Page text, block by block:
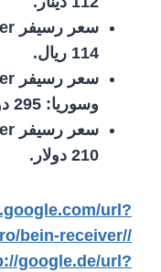
114 ريال.
وسوريا: 295 دولار.
210 دولار.
url?
bein-receiver//
google.de/url?